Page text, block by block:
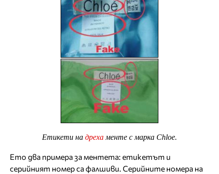
Етикети на дреха менте с марка Chloe.
Ето два примера за ментета: етикетът и
серийният номер са фалшиви. Серийните номера на